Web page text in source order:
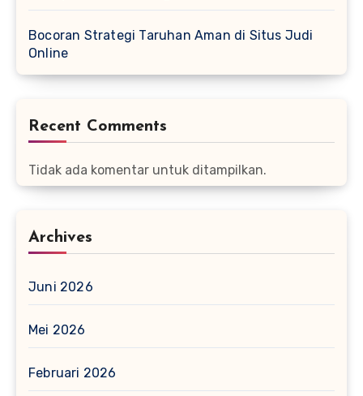
Bocoran Strategi Taruhan Aman di Situs Judi
Online
Recent Comments
Tidak ada komentar untuk ditampilkan.
Archives
Juni 2026
Mei 2026
Februari 2026